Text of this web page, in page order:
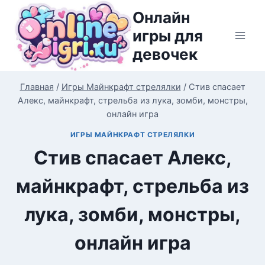
Перейти
содержимому
Онлайн
игры для
девочек
Главная / Игры Майнкрафт стрелялки / Стив спасает
Алекс, майнкрафт, стрельба из лука, зомби, монстры,
онлайн игра
ИГРЫ МАЙНКРАФТ СТРЕЛЯЛКИ
Стив спасает Алекс,
майнкрафт, стрельба из
лука, зомби, монстры,
онлайн игра